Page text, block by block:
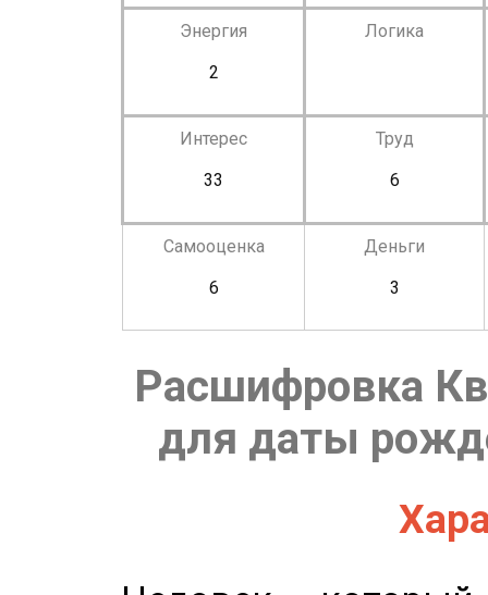
Энергия
2
Логика
Интерес
33
Труд
6
Самооценка
6
Деньги
3
Расшифровка
для даты